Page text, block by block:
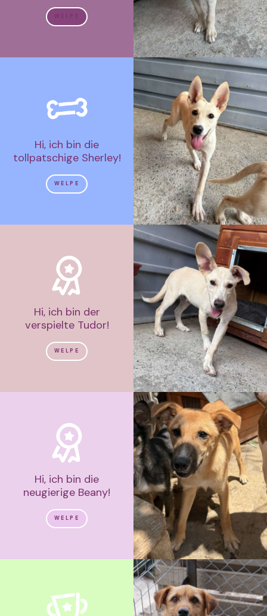
Hi, ich bin die
tollpatschige Sherley!
WELPE
Hi, ich bin der
verspielte Tudor!
WELPE
Hi, ich bin die
neugierige Beany!
WELPE